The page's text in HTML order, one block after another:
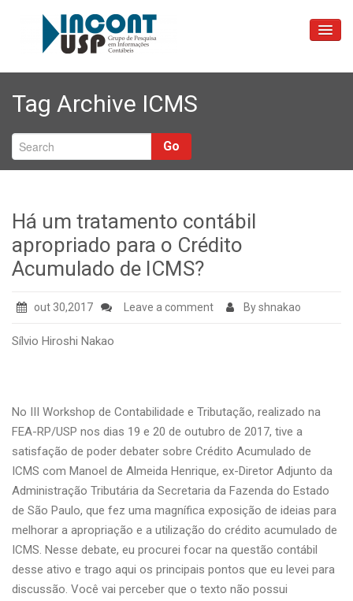
Sobre
As Pessoas
Blog
Reuniões
Tag Archive ICMS
Go
Há um tratamento contábil
apropriado para o Crédito
Acumulado de ICMS?
out 30,2017 Leave a comment By shnakao
Sílvio Hiroshi Nakao
No III Workshop de Contabilidade e Tributação, realizado na
FEA-RP/USP nos dias 19 e 20 de outubro de 2017, tive a
satisfação de poder debater sobre Crédito Acumulado de
ICMS com Manoel de Almeida Henrique, ex-Diretor Adjunto da
Administração Tributária da Secretaria da Fazenda do Estado
de São Paulo, que fez uma magnífica exposição de ideias para
melhorar a apropriação e a utilização do crédito acumulado de
ICMS. Nesse debate, eu procurei focar na questão contábil
desse ativo e trago aqui os principais pontos que eu levei para
discussão. Você vai perceber que o texto não possui